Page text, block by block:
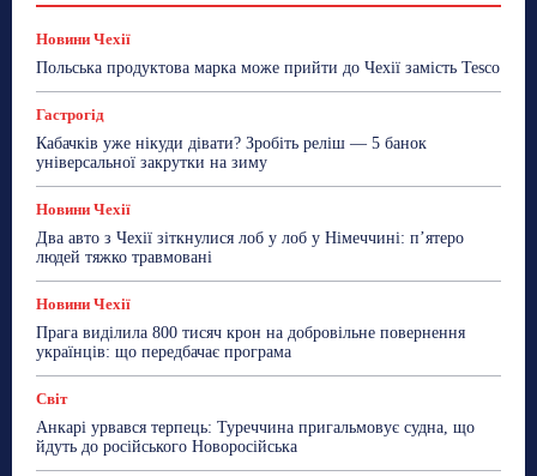
Новини Чехії
Сад та город Світ
Спорт
ТехноМанія
Топ-новини Фоторепортаж
Новини Чехії
Польська продуктова марка може прийти до Чехії замість Tesco
Гастрогід
Кабачків уже нікуди дівати? Зробіть реліш — 5 банок
універсальної закрутки на зиму
Новини Чехії
Два авто з Чехії зіткнулися лоб у лоб у Німеччині: п’ятеро
людей тяжко травмовані
Новини Чехії
Прага виділила 800 тисяч крон на добровільне повернення
українців: що передбачає програма
Світ
Анкарі урвався терпець: Туреччина пригальмовує судна, що
йдуть до російського Новоросійська